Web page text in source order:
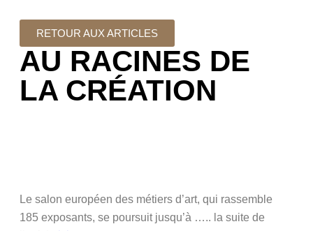
RETOUR AUX ARTICLES
AU RACINES DE
LA CRÉATION
Le salon européen des métiers d’art, qui rassemble
185 exposants, se poursuit jusqu’à ….. la suite de